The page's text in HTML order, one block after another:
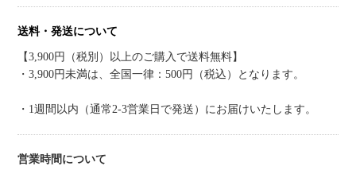
送料・発送について
【3,900円（税別）以上のご購入で送料無料】
・3,900円未満は、全国一律：500円（税込）となります。
・1週間以内（通常2-3営業日で発送）にお届けいたします。
営業時間について